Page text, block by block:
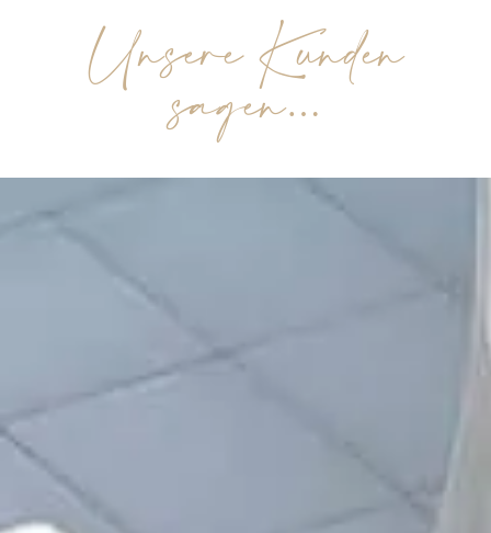
Unsere Kunden
sagen…